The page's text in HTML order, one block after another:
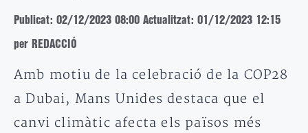
Publicat: 02/12/2023 08:00 Actualitzat: 01/12/2023 12:15
per REDACCIÓ
Amb motiu de la celebració de la COP28
a Dubai, Mans Unides destaca que el
canvi climàtic afecta els països més